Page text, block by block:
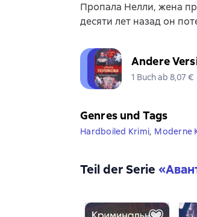
Пропала Нелли, жена
десяти лет назад он
Andere
1 Buch ab 8,07 €
Genres und Tags
Hardboiled Krimi, Moderne
Teil der Serie «